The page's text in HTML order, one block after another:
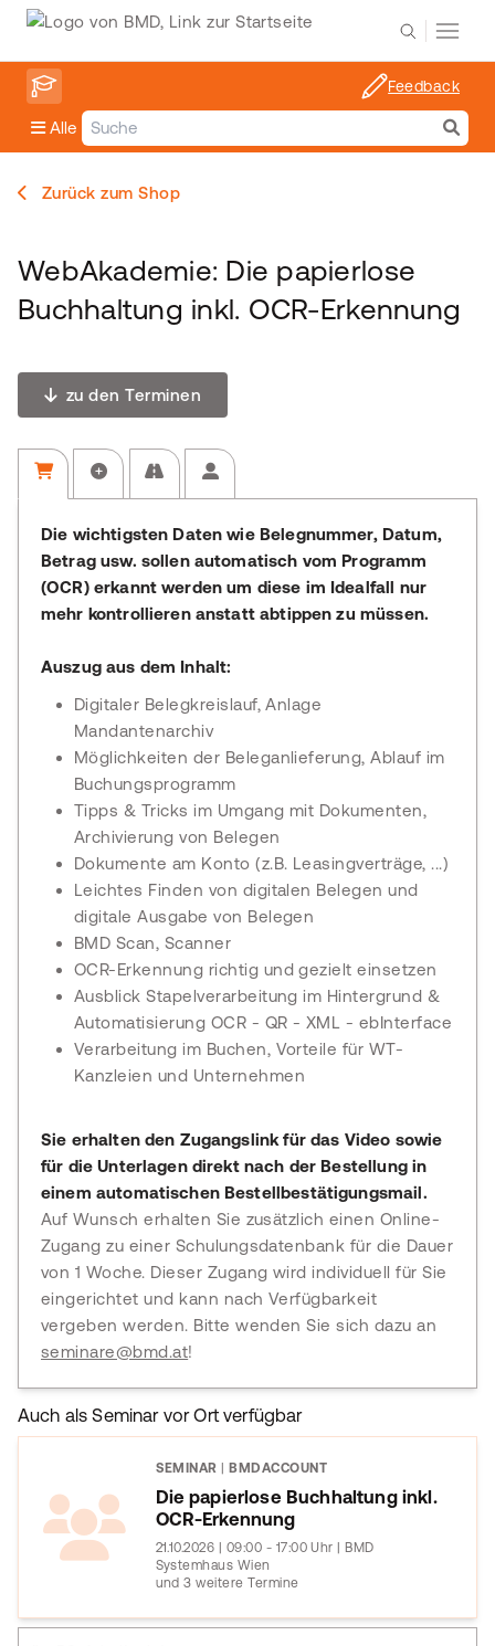
Alle
Feedback
Zurück zum Shop
WebAkademie: Die papierlose
Buchhaltung inkl. OCR-Erkennung
zu den Terminen
Die wichtigsten Daten wie Belegnummer, Datum,
Betrag usw. sollen automatisch vom Programm
(OCR) erkannt werden um diese im Idealfall nur
mehr kontrollieren anstatt abtippen zu müssen.
Auszug aus dem Inhalt:
Digitaler Belegkreislauf, Anlage
Mandantenarchiv
Möglichkeiten der Beleganlieferung, Ablauf im
Buchungsprogramm
Tipps & Tricks im Umgang mit Dokumenten,
Archivierung von Belegen
Dokumente am Konto (z.B. Leasingverträge, ...)
Leichtes Finden von digitalen Belegen und
digitale Ausgabe von Belegen
BMD Scan, Scanner
OCR-Erkennung richtig und gezielt einsetzen
Ausblick Stapelverarbeitung im Hintergrund &
Automatisierung OCR - QR - XML - ebInterface
Verarbeitung im Buchen, Vorteile für WT-
Kanzleien und Unternehmen
Sie erhalten den Zugangslink für das Video sowie
für die Unterlagen direkt nach der Bestellung in
einem automatischen Bestellbestätigungsmail.
Auf Wunsch erhalten Sie zusätzlich einen Online-
Zugang zu einer Schulungsdatenbank für die Dauer
von 1 Woche. Dieser Zugang wird individuell für Sie
eingerichtet und kann nach Verfügbarkeit
vergeben werden. Bitte wenden Sie sich dazu an
seminare@bmd.at!
Auch als Seminar vor Ort verfügbar
SEMINAR BMDACCOUNT
Die papierlose Buchhaltung inkl.
OCR-Erkennung
21.10.2026 | 09:00 - 17:00 Uhr | BMD
Systemhaus Wien
und 3 weitere Termine